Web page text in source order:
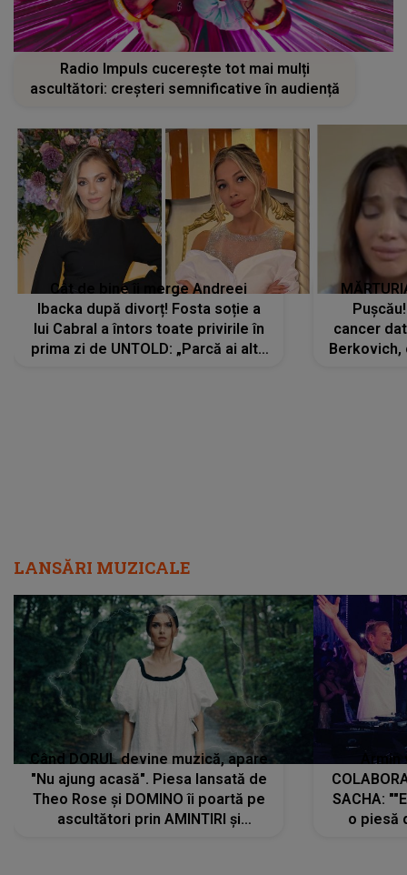
Radio Impuls cucerește tot mai mulți
ascultători: creșteri semnificative în audiență
Cât de bine îi merge Andreei
Ibacka după divorț! Fosta soție a
lui Cabral a întors toate privirile în
prima zi de UNTOLD: „Parcă ai altă
cancer
Berkovich,
LANSĂRI MUZICALE
Când DORUL devine muzică, apare
"Nu ajung acasă". Piesa lansată de
Theo Rose și DOMINO îi poartă pe
ascultători prin AMINTIRI și
SACHA:
o piesă